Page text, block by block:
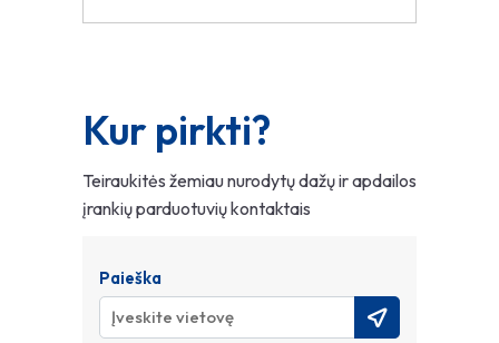
Kur pirkti?
Teiraukitės žemiau nurodytų dažų ir apdailos
įrankių parduotuvių kontaktais
Paieška